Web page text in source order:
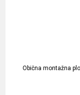
Obična montažna